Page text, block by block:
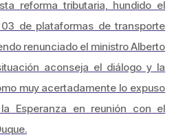
reforma tributaria, hundido el
de plataformas de transporte
renunciado el ministro Alberto
aconseja el diálogo y la
muy acertadamente lo expuso
Esperanza en reunión con el